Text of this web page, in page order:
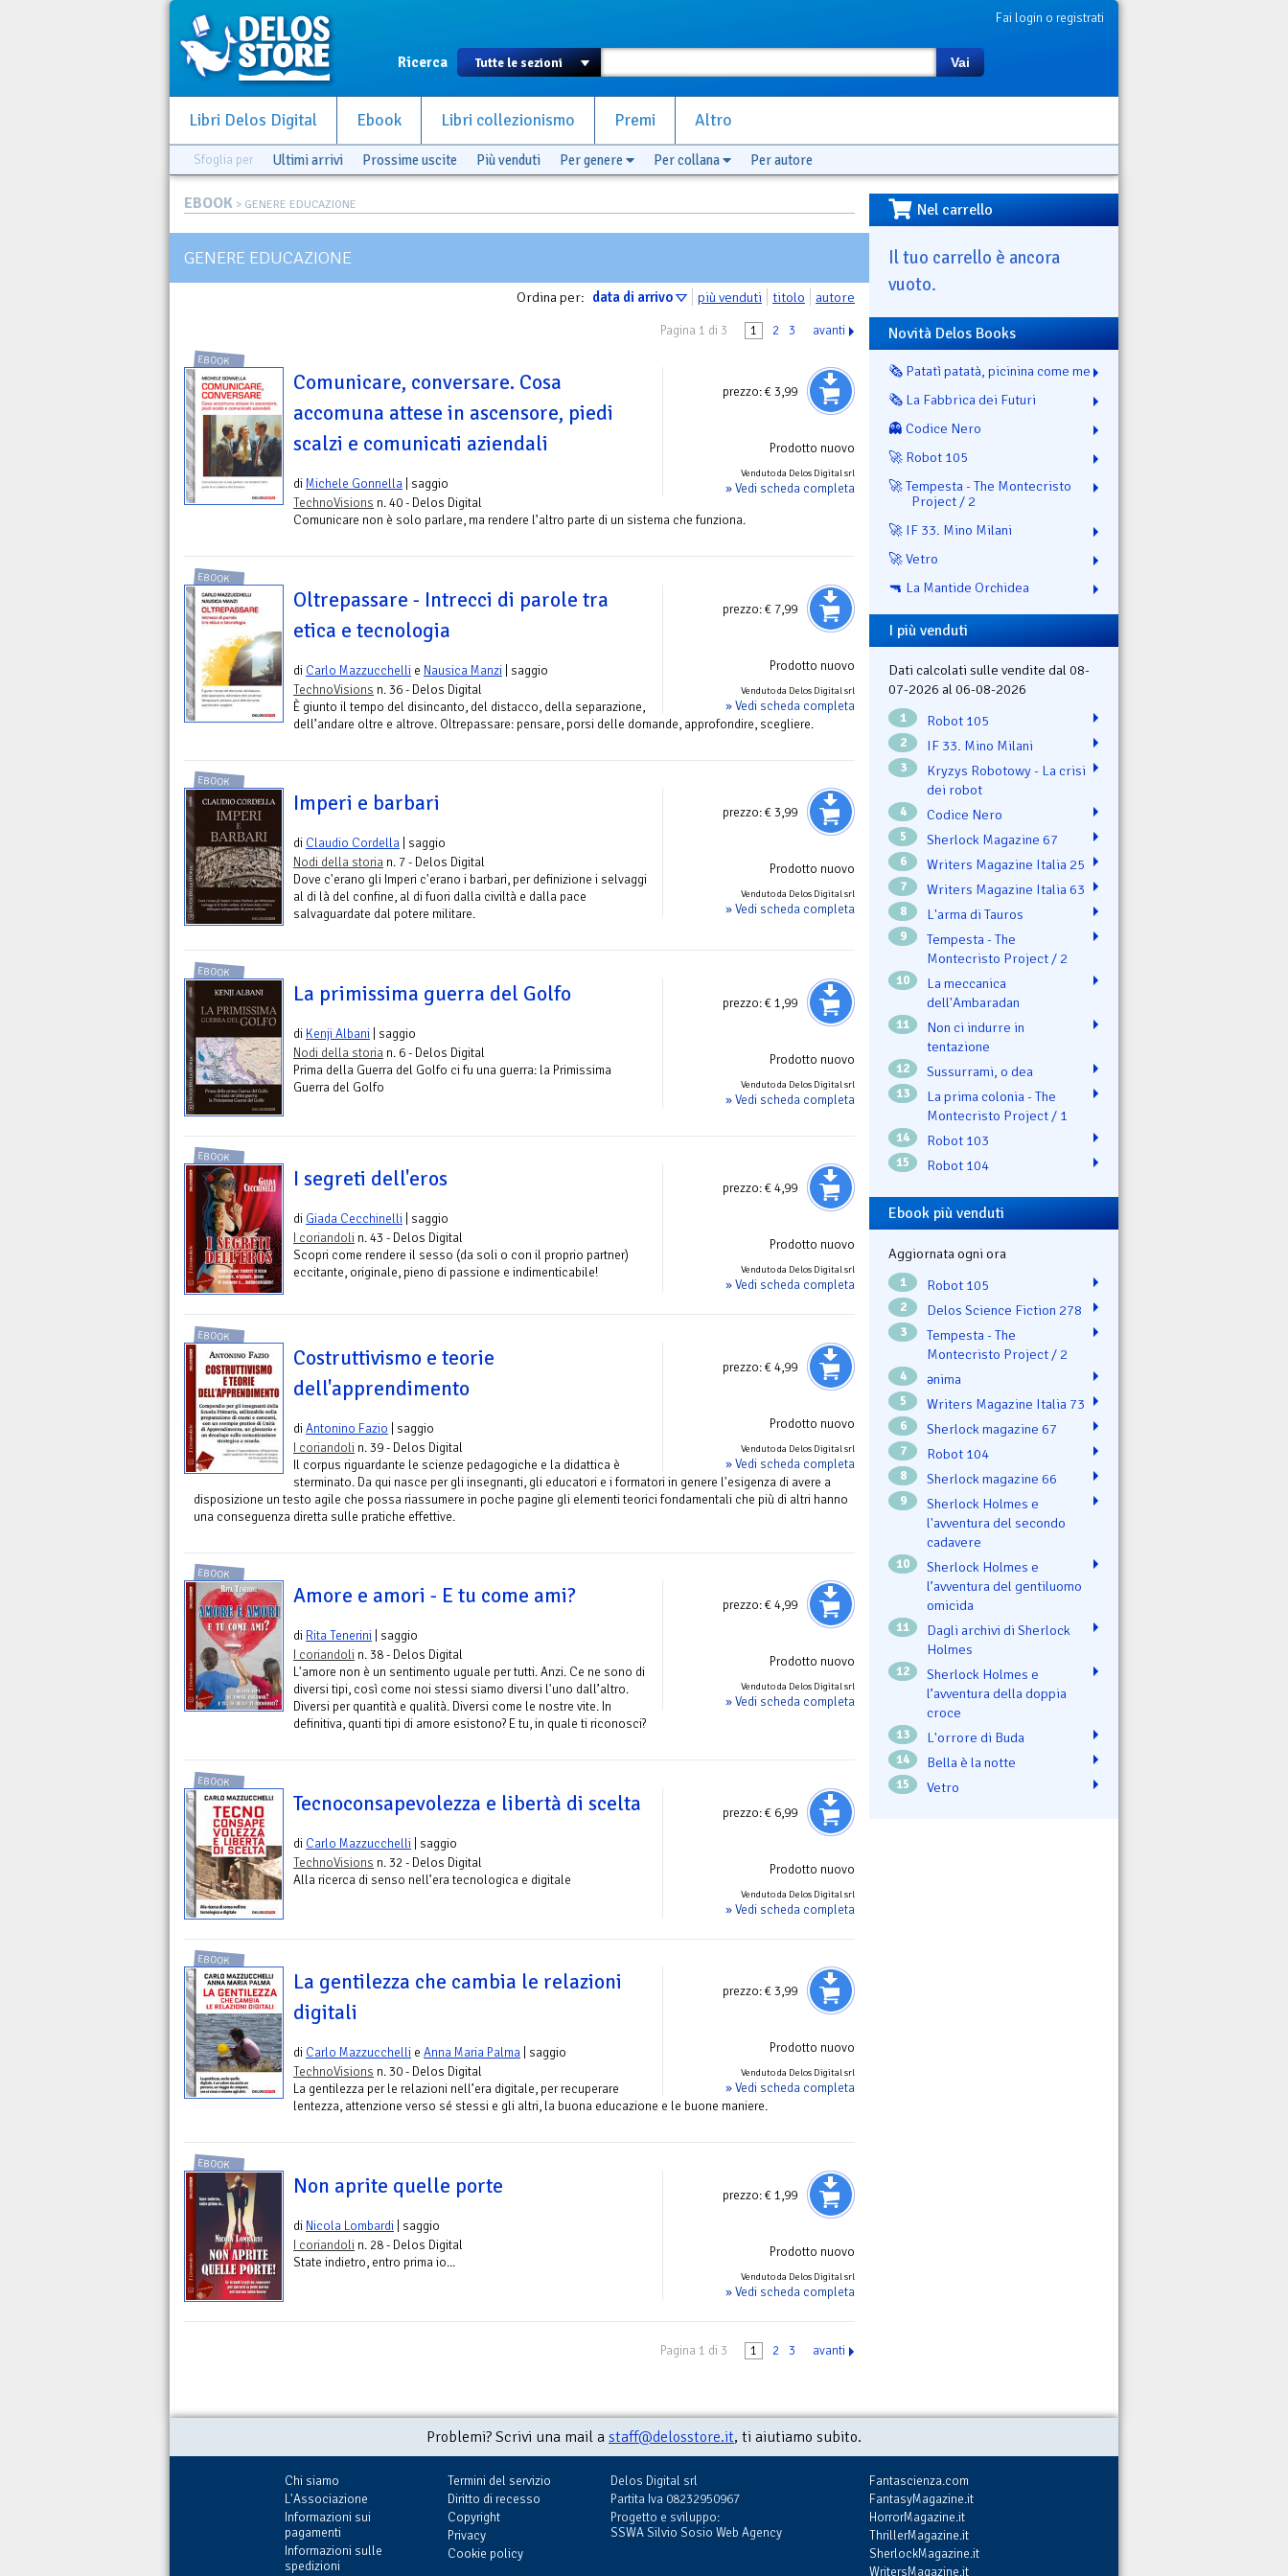
Fai login o registrati
Ricerca Vai
Libri Delos Digital Ebook Libri collezionismo Premi Altro
Sfoglia per Ultimi arrivi Prossime uscite Più venduti Per genere Per collana Per autore
EBOOK > GENERE EDUCAZIONE
GENERE EDUCAZIONE
Ordina per: data di arrivo più venduti titolo autore
Pagina 1 di 3 1 2 3 avanti
prezzo:€ 3,99
Prodotto nuovo
Venduto da Delos Digital srl
» Vedi scheda completa
EBOOK
Comunicare, conversare. Cosa
accomuna attese in ascensore, piedi
scalzi e comunicati aziendali
di Michele Gonnella | saggio
TechnoVisions n. 40 - Delos Digital
Comunicare non è solo parlare, ma rendere l’altro parte di un sistema che funziona.
prezzo:€ 7,99
Prodotto nuovo
Venduto da Delos Digital srl
» Vedi scheda completa
EBOOK
Oltrepassare - Intrecci di parole tra
etica e tecnologia
di Carlo Mazzucchelli e Nausica Manzi | saggio
TechnoVisions n. 36 - Delos Digital
È giunto il tempo del disincanto, del distacco, della separazione,
dell’andare oltre e altrove. Oltrepassare: pensare, porsi delle domande, approfondire, scegliere.
prezzo:€ 3,99
Prodotto nuovo
Venduto da Delos Digital srl
» Vedi scheda completa
EBOOK
Imperi e barbari
di Claudio Cordella | saggio
Nodi della storia n. 7 - Delos Digital
Dove c'erano gli Imperi c'erano i barbari, per definizione i selvaggi
al di là del confine, al di fuori dalla civiltà e dalla pace
salvaguardate dal potere militare.
prezzo:€ 1,99
Prodotto nuovo
Venduto da Delos Digital srl
» Vedi scheda completa
EBOOK
La primissima guerra del Golfo
di Kenji Albani | saggio
Nodi della storia n. 6 - Delos Digital
Prima della Guerra del Golfo ci fu una guerra: la Primissima
Guerra del Golfo
prezzo:€ 4,99
Prodotto nuovo
Venduto da Delos Digital srl
» Vedi scheda completa
EBOOK
I segreti dell'eros
di Giada Cecchinelli | saggio
I coriandoli n. 43 - Delos Digital
Scopri come rendere il sesso (da soli o con il proprio partner)
eccitante, originale, pieno di passione e indimenticabile!
prezzo:€ 4,99
Prodotto nuovo
Venduto da Delos Digital srl
» Vedi scheda completa
EBOOK
Costruttivismo e teorie
dell'apprendimento
diAntonino Fazio | saggio
I coriandoli n. 39 - Delos Digital
Il corpus riguardante le scienze pedagogiche e la didattica è
sterminato. Da qui nasce per gli insegnanti, gli educatori e i formatori in genere l'esigenza di avere a
disposizione un testo agile che possa riassumere in poche pagine gli elementi teorici fondamentali che più di altri hanno
una conseguenza diretta sulle pratiche effettive.
prezzo:€ 4,99
Prodotto nuovo
Venduto da Delos Digital srl
» Vedi scheda completa
EBOOK
Amore e amori - E tu come ami?
di Rita Tenerini | saggio
I coriandoli n. 38 - Delos Digital
L'amore non è un sentimento uguale per tutti. Anzi. Ce ne sono di
diversi tipi, così come noi stessi siamo diversi l'uno dall’altro.
Diversi per quantità e qualità. Diversi come le nostre vite. In
definitiva, quanti tipi di amore esistono? E tu, in quale ti riconosci?
prezzo:€ 6,99
Prodotto nuovo
Venduto da Delos Digital srl
» Vedi scheda completa
EBOOK
Tecnoconsapevolezza e libertà di scelta
di Carlo Mazzucchelli | saggio
TechnoVisions n. 32 - Delos Digital
Alla ricerca di senso nell’era tecnologica e digitale
prezzo:€ 3,99
Prodotto nuovo
Venduto da Delos Digital srl
» Vedi scheda completa
EBOOK
La gentilezza che cambia le relazioni
digitali
di Carlo Mazzucchelli e Anna Maria Palma | saggio
TechnoVisions n. 30 - Delos Digital
La gentilezza per le relazioni nell’era digitale, per recuperare
lentezza, attenzione verso sé stessi e gli altri, la buona educazione e le buone maniere.
prezzo:€ 1,99
Prodotto nuovo
Venduto da Delos Digital srl
» Vedi scheda completa
EBOOK
Non aprite quelle porte
di Nicola Lombardi | saggio
I coriandoli n. 28 - Delos Digital
State indietro, entro prima io...
Pagina 1 di 3 1 2 3 avanti
Nel carrello
Il tuo carrello è ancora
vuoto.
Novità Delos Books
🗞️ Patatì patatà, picinina come me
🗞️ La Fabbrica dei Futuri
👻 Codice Nero
🚀 Robot 105
🚀 Tempesta - The Montecristo
Project / 2
🚀 IF 33. Mino Milani
🚀 Vetro
🔫 La Mantide Orchidea
I più venduti
Dati calcolati sulle vendite dal 08-
07-2026 al 06-08-2026
1 Robot 105
2 IF 33. Mino Milani
3
Kryzys Robotowy - La crisi
dei robot
4 Codice Nero
5 Sherlock Magazine 67
6 Writers Magazine Italia 25
7 Writers Magazine Italia 63
8 L'arma di Tauros
9
Tempesta - The
Montecristo Project / 2
10
La meccanica
dell'Ambaradan
11
Non ci indurre in
tentazione
12 Sussurrami, o dea
13
La prima colonia - The
Montecristo Project / 1
14 Robot 103
15 Robot 104
Ebook più venduti
Aggiornata ogni ora
1 Robot 105
2 Delos Science Fiction 278
3
Tempesta - The
Montecristo Project / 2
4 ənima
5 Writers Magazine Italia 73
6 Sherlock magazine 67
7 Robot 104
8 Sherlock magazine 66
9
Sherlock Holmes e
l'avventura del secondo
cadavere
10
Sherlock Holmes e
l’avventura del gentiluomo
omicida
11
Dagli archivi di Sherlock
Holmes
12
Sherlock Holmes e
l’avventura della doppia
croce
13 L'orrore di Buda
14 Bella è la notte
15 Vetro
Problemi? Scrivi una mail a staff@delosstore.it, ti aiutiamo subito.
Chi siamo
L'Associazione
Informazioni sui
pagamenti
Informazioni sulle
spedizioni
Termini del servizio
Diritto di recesso
Copyright
Privacy
Cookie policy
Delos Digital srl
Partita Iva 08232950967
Progetto e sviluppo:
SSWA Silvio Sosio Web Agency
Fantascienza.com
FantasyMagazine.it
HorrorMagazine.it
ThrillerMagazine.it
SherlockMagazine.it
WritersMagazine.it